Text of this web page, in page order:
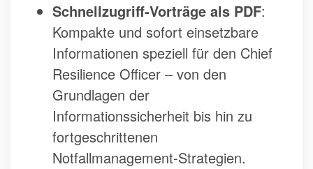
Schnellzugriff-Vorträge als PDF:
Kompakte und sofort einsetzbare
Informationen speziell für den Chief
Resilience Officer – von den
Grundlagen der
Informationssicherheit bis hin zu
fortgeschrittenen
Notfallmanagement-Strategien.